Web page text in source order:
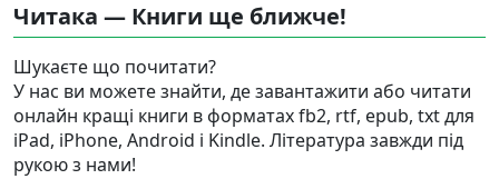
Читака — Книги ще ближче!
Шукаєте що почитати?
У нас ви можете знайти, де завантажити або читати
онлайн кращі книги в форматах fb2, rtf, epub, txt для
iPad, iPhone, Android і Kindle. Література завжди під
рукою з нами!